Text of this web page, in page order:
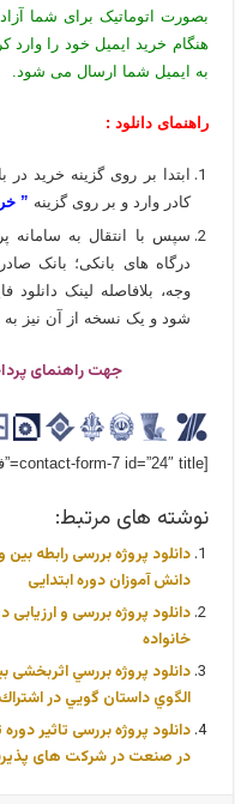
بصورت اتوماتیک برای شما
هنگام خرید ایمیل خود را
به ایمیل شما ارسال می شود.
راهنمای دانلود :
ابتدا بر روی گزینه خرید
کادر وارد و بر روی گزینه ”
سپس با انتقال به سامانه
درگاه های بانکی؛ بانک
وجه، بلافاصله لینک
شود و یک نسخه از آن نیز
جهت راهنمای
[contact-form-7 id=”24″ title=”فرم تماس 1″]
نوشته های مرتبط:
دانلود پروژه بررسی رابطه
دانش آموزان دوره ابتدایی
دانلود پروژه بررسی و
خانواده
دانلود پروژه بررسي اثربخشی
الگوي داستان گويي در
دانلود پروژه بررسی تاثیر
در صنعت در شرکت های